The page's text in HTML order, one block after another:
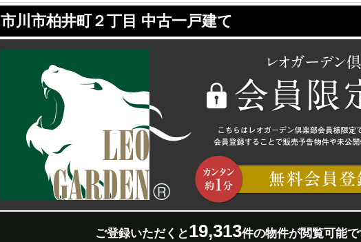
市川市柏井町２丁目 中古一戸建て
ご登録いただくと19,313件の物件が閲覧可能で